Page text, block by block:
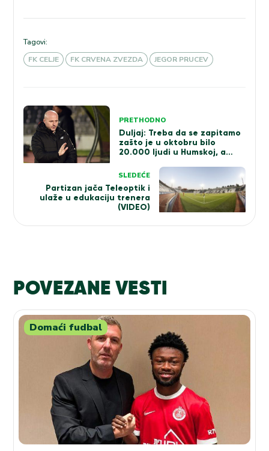
Tagovi:
FK CELJE
FK CRVENA ZVEZDA JEGOR PRUCEV
Kretanje
članka
PRETHODNO
Duljaj: Treba da se zapitamo
zašto je u oktobru bilo
20.000 ljudi u Humskoj, a
SLEDEĆE
Partizan jača Teleoptik i
ulaže u edukaciju trenera
(VIDEO)
POVEZANE VESTI
Domaći fudbal